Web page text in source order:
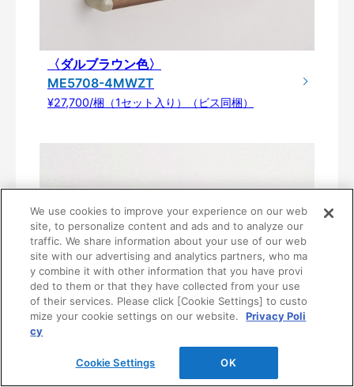
〈ダルブラウン色〉
ME5708-4MWZT
¥27,700/梱（1セット入り）（ビス同梱）
We use cookies to improve your experience on our web
site, to personalize content and ads and to analyze our
traffic. We share information about your use of our web
site with our advertising and analytics partners, who ma
y combine it with other information that you have provi
ded to them or that they have collected from your use
of their services. Please click [Cookie Settings] to custo
mize your cookie settings on our website.
Privacy Poli
cy
Cookie Settings OK